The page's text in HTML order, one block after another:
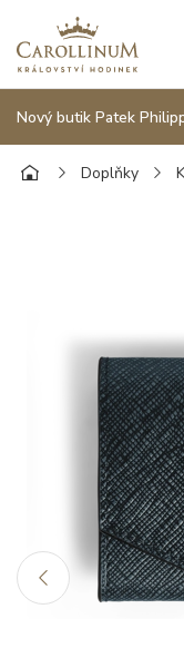
Nový butik Patek
Doplňky